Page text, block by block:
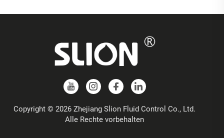
Copyright © 2026 Zhejiang Slion Fluid Control Co., Ltd.
Alle Rechte vorbehalten